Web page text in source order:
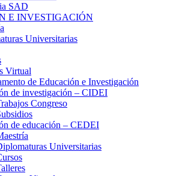
SAD
E INVESTIGACIÓN
Universitarias
Virtual
de Educación e Investigación
de investigación – CIDEI
Congreso
de educación – CEDEI
Universitarias